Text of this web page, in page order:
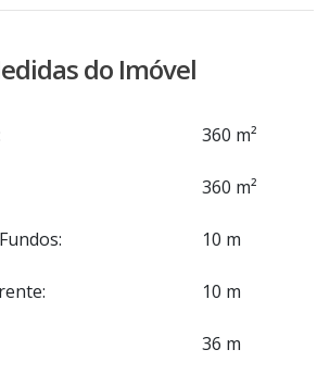
do Imóvel
360 m²
360 m²
10 m
10 m
36 m